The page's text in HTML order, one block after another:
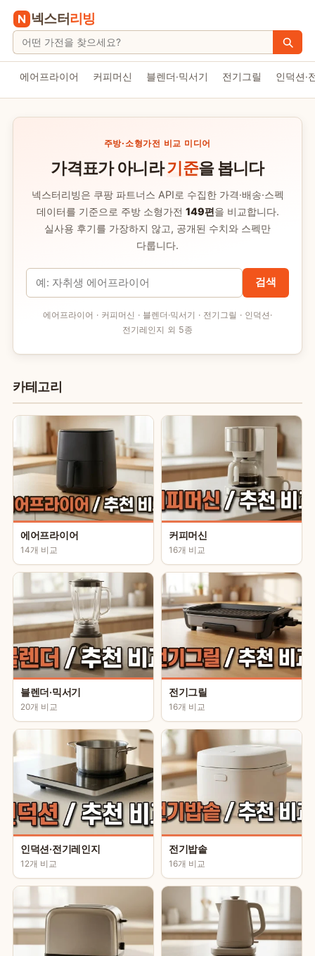
넥스터리빙
홈으로
사이트 내 검색
에어프라이어 커피머신 블렌더·믹서기 전기그릴 인덕션·
주방·소형가전 비교 미디어
가격표가 아니라기준을 봅니다
넥스터리빙은 쿠팡 파트너스 API로 수집한 가격·배송·스펙
데이터를 기준으로 주방 소형가전 149편을 비교합니다.
실사용 후기를 가장하지 않고, 공개된 수치와 스펙만
다룹니다.
검색어 검색
에어프라이어 · 커피머신 · 블렌더·믹서기 · 전기그릴 · 인덕션·
전기레인지 외 5종
카테고리
에어프라이어
14개 비교
커피머신
16개 비교
블렌더·믹서기
20개 비교
전기그릴
16개 비교
인덕션·전기레인지
12개 비교
전기밥솥
16개 비교